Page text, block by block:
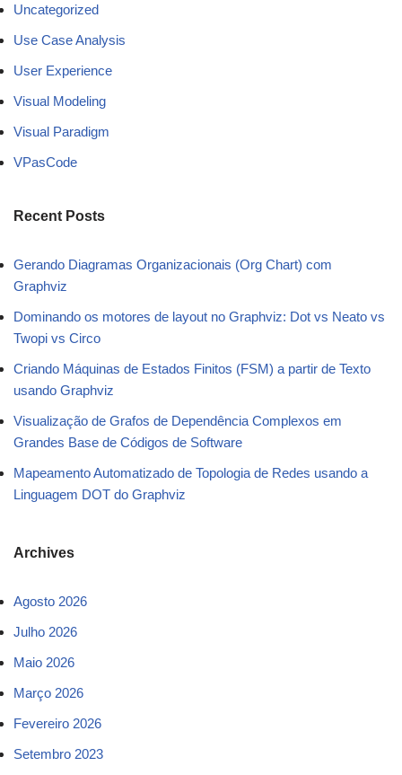
Uncategorized
Use Case Analysis
User Experience
Visual Modeling
Visual Paradigm
VPasCode
Recent Posts
Gerando Diagramas Organizacionais (Org Chart) com
Graphviz
Dominando os motores de layout no Graphviz: Dot vs Neato vs
Twopi vs Circo
Criando Máquinas de Estados Finitos (FSM) a partir de Texto
usando Graphviz
Visualização de Grafos de Dependência Complexos em
Grandes Base de Códigos de Software
Mapeamento Automatizado de Topologia de Redes usando a
Linguagem DOT do Graphviz
Archives
Agosto 2026
Julho 2026
Maio 2026
Março 2026
Fevereiro 2026
Setembro 2023